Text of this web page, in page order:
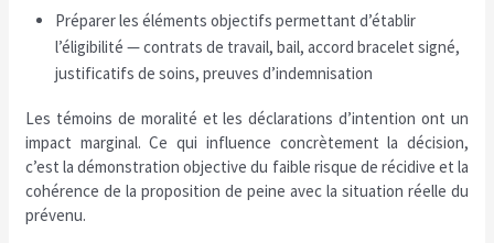
Préparer les éléments objectifs permettant d’établir
l’éligibilité — contrats de travail, bail, accord bracelet signé,
justificatifs de soins, preuves d’indemnisation
Les témoins de moralité et les déclarations d’intention ont un
impact marginal. Ce qui influence concrètement la décision,
c’est la démonstration objective du faible risque de récidive et la
cohérence de la proposition de peine avec la situation réelle du
prévenu.